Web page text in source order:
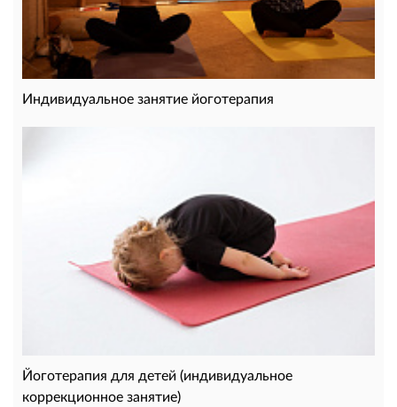
Индивидуальное занятие йоготерапия
Йоготерапия для детей (индивидуальное
коррекционное занятие)